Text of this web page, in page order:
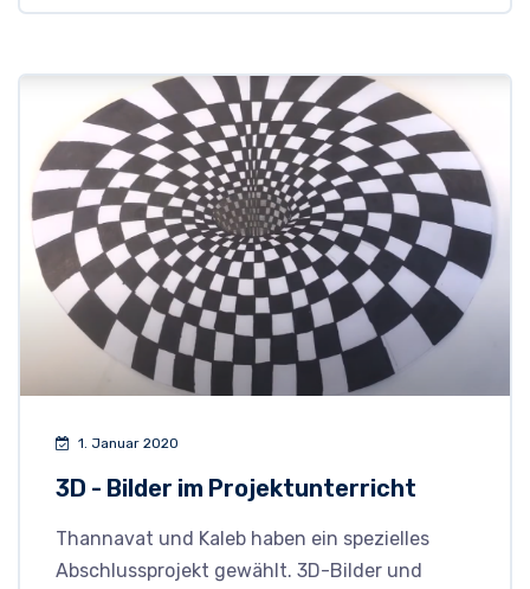
1. Januar 2020
3D - Bilder im Projektunterricht
Thannavat und Kaleb haben ein spezielles
Abschlussprojekt gewählt. 3D-Bilder und